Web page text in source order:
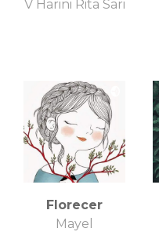
V Harini Rita Sari
Florecer
Mayel